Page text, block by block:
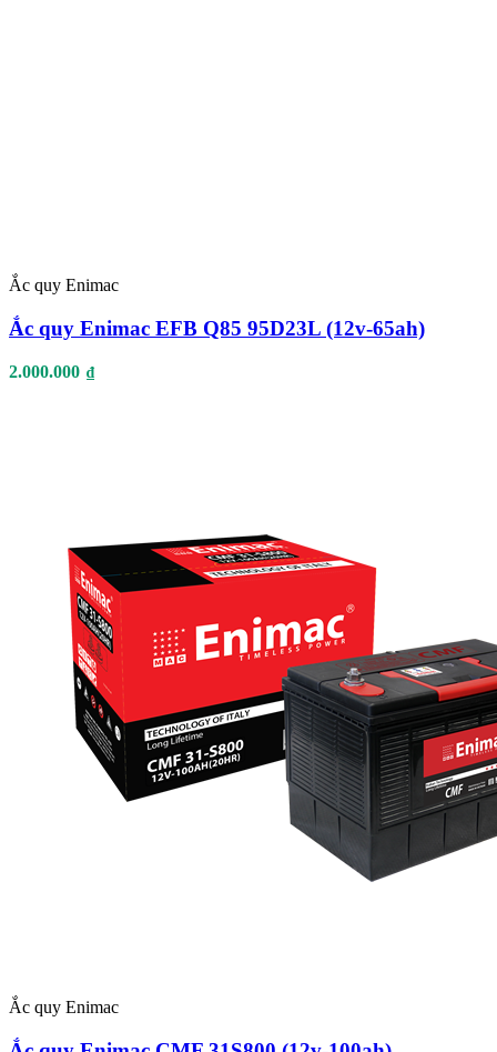
Ắc quy Enimac
Ắc quy Enimac EFB Q85 95D23L (12v-65ah)
2.000.000 ₫
Ắc quy Enimac